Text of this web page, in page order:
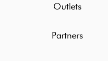
Outlets
Partners